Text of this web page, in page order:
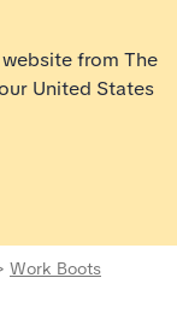
from The
United States
Work Boots